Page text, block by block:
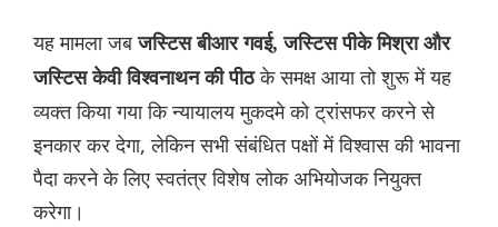
यह मामला जबजस्टिस बीआर गवई, जस्टिस पीके मिश्रा और
जस्टिस केवी विश्वनाथन की पीठके समक्ष आया तो शुरू में यह
व्यक्त किया गया कि न्यायालय मुकदमे को ट्रांसफर करने से
इनकार कर देगा, लेकिन सभी संबंधित पक्षों में विश्वास की भावना
पैदा करने के लिए स्वतंत्र विशेष लोक अभियोजक नियुक्त
करेगा।